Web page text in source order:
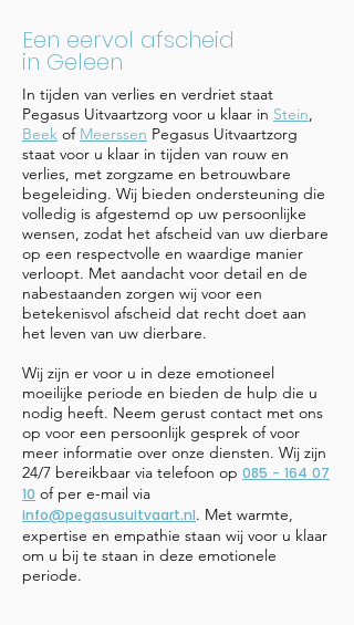
Een eervol afscheid
in Geleen
In tijden van verlies en verdriet staat
Pegasus Uitvaartzorg voor u klaar in Stein,
Beek of Meerssen Pegasus Uitvaartzorg
staat voor u klaar in tijden van rouw en
verlies, met zorgzame en betrouwbare
begeleiding. Wij bieden ondersteuning die
volledig is afgestemd op uw persoonlijke
wensen, zodat het afscheid van uw dierbare
op een respectvolle en waardige manier
verloopt. Met aandacht voor detail en de
nabestaanden zorgen wij voor een
betekenisvol afscheid dat recht doet aan
het leven van uw dierbare.
Wij zijn er voor u in deze emotioneel
moeilijke periode en bieden de hulp die u
nodig heeft. Neem gerust contact met ons
op voor een persoonlijk gesprek of voor
meer informatie over onze diensten. Wij zijn
24/7 bereikbaar via telefoon op 085 - 164 07
10 of per e-mail via
info@pegasusuitvaart.nl. Met warmte,
expertise en empathie staan wij voor u klaar
om u bij te staan in deze emotionele
periode.